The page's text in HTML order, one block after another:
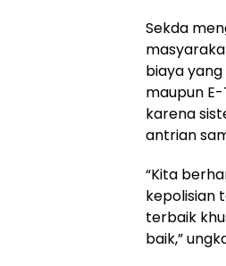
Sekda
biaya yang
maupun
karena
antrian
“Kita
kepolisian
terbaik
baik,”